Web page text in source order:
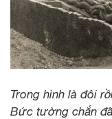
Trong hình là đôi
Bức tường chắn